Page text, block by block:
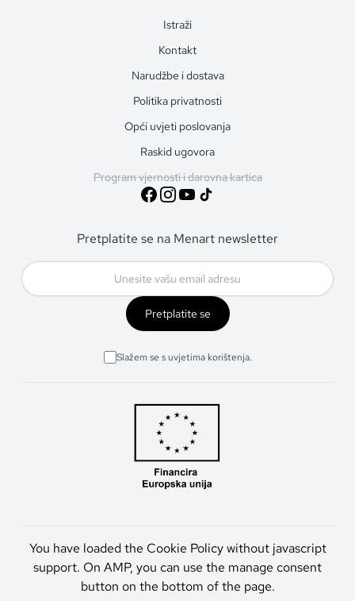
Istraži
Kontakt
Narudžbe i dostava
Politika privatnosti
Opći uvjeti poslovanja
Raskid ugovora
Program vjernosti i darovna kartica
Pretplatite se na Menart newsletter
Pretplatite se
Slažem se s uvjetima korištenja.
You have loaded the Cookie Policy without javascript
support. On AMP, you can use the manage consent
button on the bottom of the page.